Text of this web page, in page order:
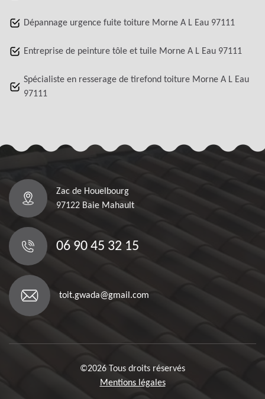
Dépannage urgence fuite toiture Morne A L Eau 97111
Entreprise de peinture tôle et tuile Morne A L Eau 97111
Spécialiste en resserage de tirefond toiture Morne A L Eau
97111
Zac de Houelbourg
97122 Baie Mahault
06 90 45 32 15
toit.gwada@gmail.com
©2026 Tous droits réservés
Mentions légales